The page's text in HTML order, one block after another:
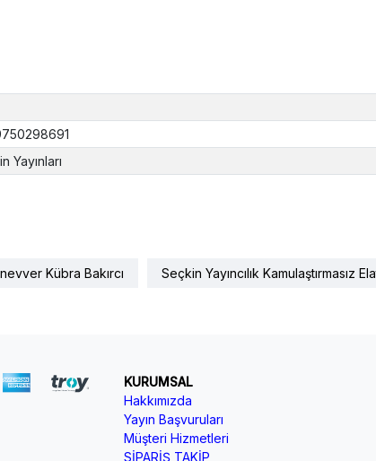
Yayınları
Kübra Bakırcı Seçkin Yayıncılık Kamulaştırmasız
KURUMSAL
Hakkımızda
Yayın Başvuruları
Müşteri Hizmetleri
SİPARİŞ TAKİP